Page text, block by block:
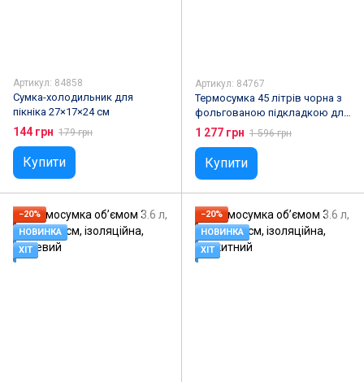
Артикул: 84858
Сумка-холодильник для
пікніка 27×17×24 см
144 грн 179 грн
Купити
Артикул: 84767
Термосумка 45 літрів чорна з
фольгованою підкладкою для
продуктів та напоїв
1 277 грн 1 596 грн
Купити
−20%
НОВИНКА
ХІТ
−20%
НОВИНКА
ХІТ